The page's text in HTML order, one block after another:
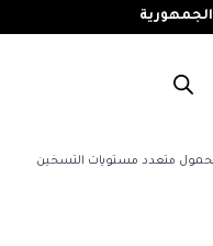
محمول متعدد مستويات التسخين